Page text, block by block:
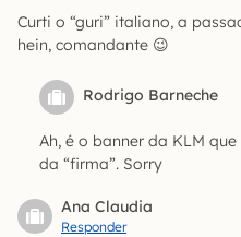
Curti o “guri” italiano, a
hein, comandante 😉
Rodrigo Barneche
Ah, é o banner da KLM
da “firma”. Sorry
Ana Claudia
Responder